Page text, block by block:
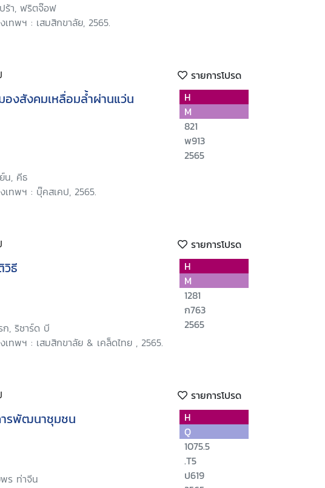
ร้า, ฟริตจ๊อฟ
เทพฯ : เสมสิกขาลัย, 2565.
รายการโปรด
องสังคมเหลื่อมล้ำผ่านแว่น
น, คีธ
เทพฯ : บุ๊คสเคป, 2565.
H
M
821
พ913
2565
รายการโปรด
วิธี
ก, ริชาร์ด บี
เทพฯ : เสมสิกขาลัย & เคล็ดไทย , 2565.
H
M
1281
ก763
2565
รายการโปรด
ารพัฒนาชุมชน
ร ท่าจีน
H
Q
1075.5
.T5
ป619